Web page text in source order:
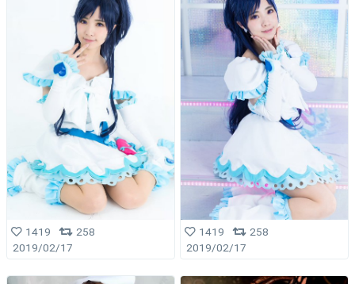
1419
258
2019/02/17
1419
258
2019/02/17